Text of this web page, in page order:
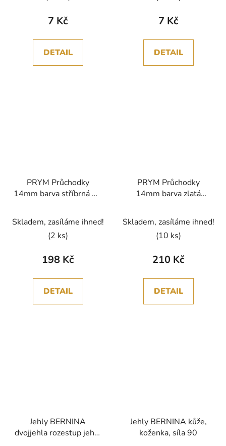
7 Kč
DETAIL
7 Kč
DETAIL
PRYM Průchodky
14mm barva stříbrná 10
Skladem, zasíláme ihned!
(2 ks)
198 Kč
DETAIL
PRYM Průchodky
14mm barva zlatá
Skladem, zasíláme ihned!
(10 ks)
210 Kč
DETAIL
Jehly BERNINA
dvojjehla rozestup jehel
Jehly BERNINA kůže,
koženka, síla 90